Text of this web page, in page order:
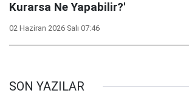
Kurarsa Ne Yapabilir?'
02 Haziran 2026 Salı 07:46
SON YAZILAR